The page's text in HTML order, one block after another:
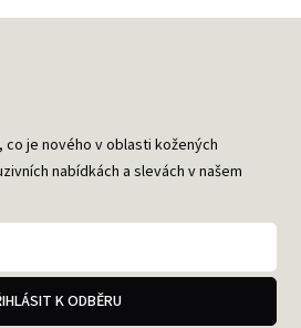
je nového v oblasti kožených
nabídkách a slevách v našem
K ODBĚRU